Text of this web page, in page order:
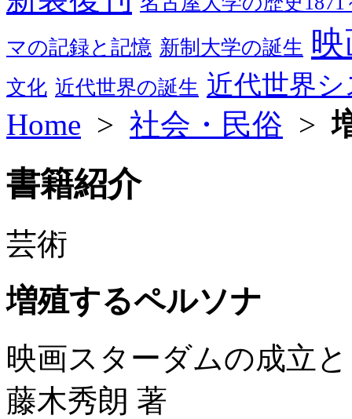
マの記録と記憶 新制大学の誕生
文化 近代世界の誕生 近代世界
Home > 社会・民俗 >
書籍紹介
芸術
増殖するペルソナ
映画スターダムの成立
藤木秀朗 著